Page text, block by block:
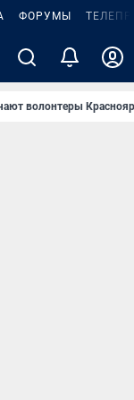
ФОРУМЫ
волонтеры